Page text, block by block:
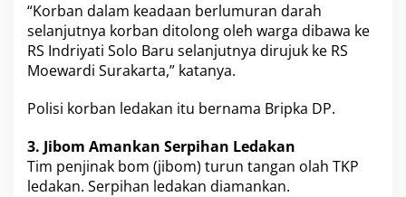
T
e
r
k
i
i
“Korban dalam keadaan berlumuran darah
selanjutnya korban ditolong oleh warga dibawa ke
RS Indriyati Solo Baru selanjutnya dirujuk ke RS
Moewardi Surakarta,” katanya.
Polisi korban ledakan itu bernama Bripka DP.
3. Jibom Amankan Serpihan Ledakan
Tim penjinak bom (jibom) turun tangan olah TKP
ledakan. Serpihan ledakan diamankan.